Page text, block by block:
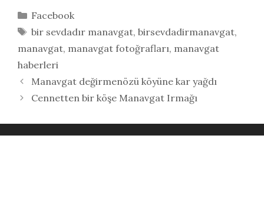
Kategoriler
Facebook
Etiketler
bir sevdadır manavgat, birsevdadirmanavgat,
manavgat, manavgat fotoğrafları, manavgat
haberleri
Manavgat değirmenözü köyüne kar yağdı
Cennetten bir köşe Manavgat Irmağı